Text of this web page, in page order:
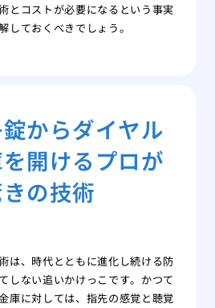
とコストが必要になるという事実
しておくべきでしょう。
からダイヤル
開けるプロが
の技術
は、時代とともに進化し続ける防
しない追いかけっこです。かつて
庫に対しては、指先の感覚と聴覚